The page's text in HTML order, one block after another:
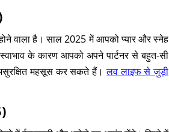
वाला है। साल 2025 में आपको प्यार और स्नेह
के कारण आपको अपने पार्टनर से बहुत-सी
असुरक्षित महसूस कर सकते हैं।लव लाइफ से जुड़ी